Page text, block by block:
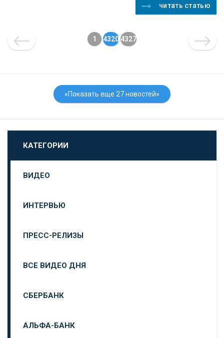
читать статью
1 43204327
«Показать еще 27 новостей»
КАТЕГОРИИ
ВИДЕО
ИНТЕРВЬЮ
ПРЕСС-РЕЛИЗЫ
ВСЕ ВИДЕО ДНЯ
СБЕРБАНК
АЛЬФА-БАНК